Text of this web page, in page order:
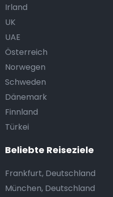
Irland
UK
UAE
Österreich
Norwegen
Schweden
Dänemark
Finnland
Türkei
Beliebte Reiseziele
Frankfurt, Deutschland
München, Deutschland